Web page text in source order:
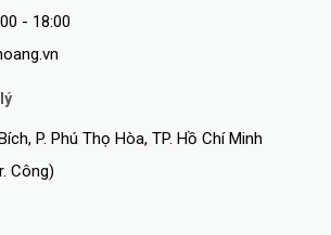
- 18:00
P. Phú Thọ Hòa, TP. Hồ Chí Minh
Công)